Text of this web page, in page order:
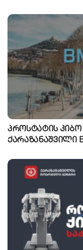
პროსტატის
ქარაზანაშვილი